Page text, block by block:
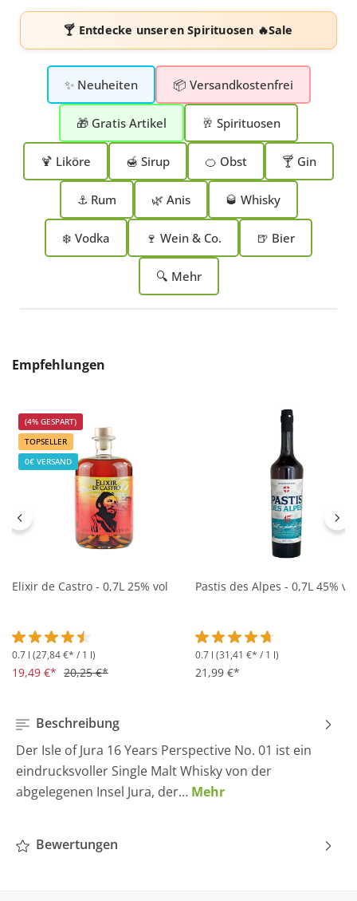
🍸 Entdecke unserenSpirituosen 🔥Sale
✨ Neuheiten 📦 Versandkostenfrei
🎁 Gratis Artikel 🥂 Spirituosen
🍹 Liköre 🍯 Sirup 🍊 Obst 🍸 Gin
⚓ Rum 🌿 Anis 🥃 Whisky
❄️ Vodka 🍷 Wein & Co. 🍺 Bier
🔍 Mehr
Produktgalerie überspringen
Empfehlungen
(4% GESPART)
TOPSELLER
0€ VERSAND
Elixir de Castro - 0,7L 25% vol
Durchschnittliche Bewertung von 4.5 von 5 Sternen
0.7 l (27,84 €* / 1 l)
19,49 €* 20,25 €*
Pastis des Alpes - 0,7L 45% vol
Durchschnittliche
0.7 l (31,41 €* / 1 l)
21,99 €*
Beschreibung
Der Isle of Jura 16 Years Perspective No. 01 ist ein
eindrucksvoller Single Malt Whisky von der
abgelegenen Insel Jura, der… Mehr
Bewertungen